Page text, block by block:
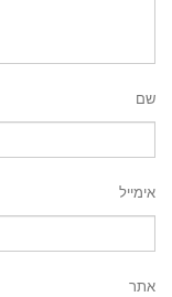
שם
אימייל
אתר